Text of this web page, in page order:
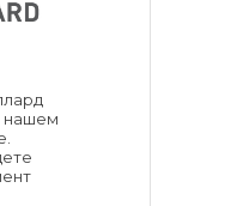
нашем